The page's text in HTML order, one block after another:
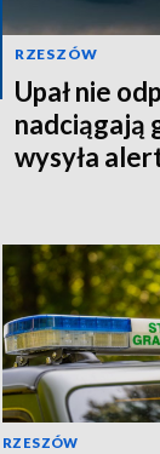
RZESZÓW
Upał nie
nadciągają
wysyła
RZESZÓW